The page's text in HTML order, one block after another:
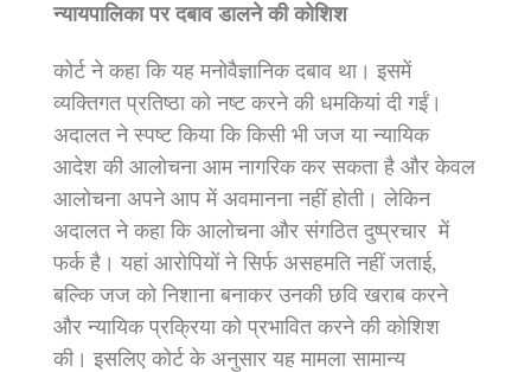
न्यायपालिका पर दबाव डालने की कोशिश
कोर्ट ने कहा कि यह मनोवैज्ञानिक दबाव था। इसमें
व्यक्तिगत प्रतिष्ठा को नष्ट करने की धमकियां दी गईं।
अदालत ने स्पष्ट किया कि किसी भी जज या न्यायिक
आदेश की आलोचना आम नागरिक कर सकता है और केवल
आलोचना अपने आप में अवमानना नहीं होती। लेकिन
अदालत ने कहा कि आलोचना और संगठित दुष्प्रचार में
फर्क है। यहां आरोपियों ने सिर्फ असहमति नहीं जताई,
बल्कि जज को निशाना बनाकर उनकी छवि खराब करने
और न्यायिक प्रक्रिया को प्रभावित करने की कोशिश
की। इसलिए कोर्ट के अनुसार यह मामला सामान्य